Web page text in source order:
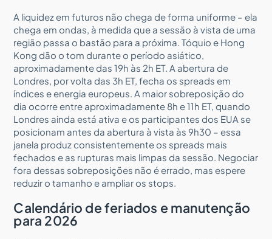
A liquidez em futuros não chega de forma uniforme – ela
chega em ondas, à medida que a sessão à vista de uma
região passa o bastão para a próxima. Tóquio e Hong
Kong dão o tom durante o período asiático,
aproximadamente das 19h às 2h ET. A abertura de
Londres, por volta das 3h ET, fecha os spreads em
índices e energia europeus. A maior sobreposição do
dia ocorre entre aproximadamente 8h e 11h ET, quando
Londres ainda está ativa e os participantes dos EUA se
posicionam antes da abertura à vista às 9h30 – essa
janela produz consistentemente os spreads mais
fechados e as rupturas mais limpas da sessão. Negociar
fora dessas sobreposições não é errado, mas espere
reduzir o tamanho e ampliar os stops.
Calendário de feriados e manutenção
para 2026